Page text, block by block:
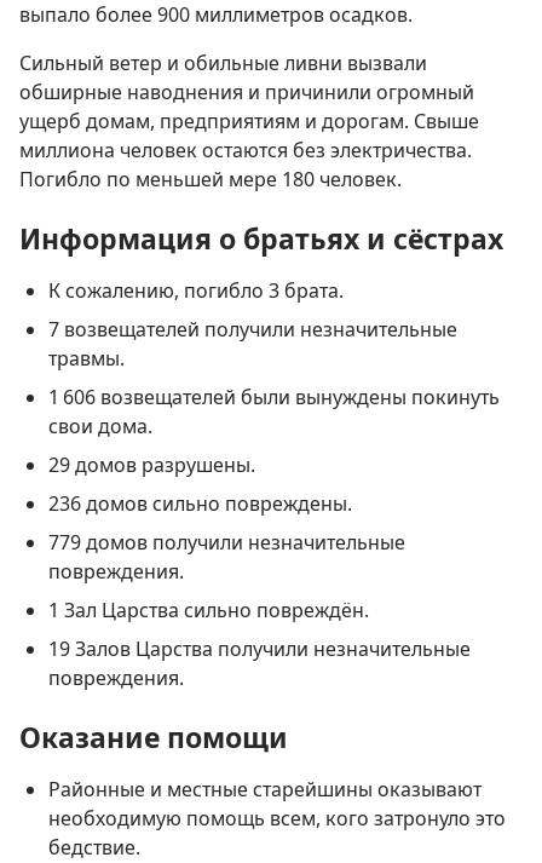
выпало более 900 миллиметров осадков.
Сильный ветер и обильные ливни вызвали
обширные наводнения и причинили огромный
ущерб домам, предприятиям и дорогам. Свыше
миллиона человек остаются без электричества.
Погибло по меньшей мере 180 человек.
Информация о братьях и сёстрах
К сожалению, погибло 3 брата.
7 возвещателей получили незначительные
травмы.
1 606 возвещателей были вынуждены покинуть
свои дома.
29 домов разрушены.
236 домов сильно повреждены.
779 домов получили незначительные
повреждения.
1 Зал Царства сильно повреждён.
19 Залов Царства получили незначительные
повреждения.
Оказание помощи
Районные и местные старейшины оказывают
необходимую помощь всем, кого затронуло это
бедствие.